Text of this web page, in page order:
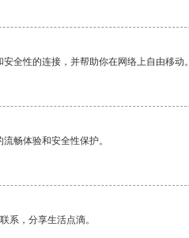
全性的连接，并帮助你在网络上自由移动。
畅体验和安全性保护。
系，分享生活点滴。